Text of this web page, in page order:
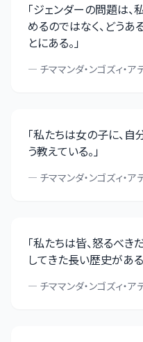
「ジェンダーの問題は、
めるのではなく、どう
とにある。」
— チママンダ・ンゴズィ・ア
「私たちは女の子に、自
う教えている。」
— チママンダ・ンゴズィ・ア
「私たちは皆、怒るべき
してきた長い歴史がある
— チママンダ・ンゴズィ・ア